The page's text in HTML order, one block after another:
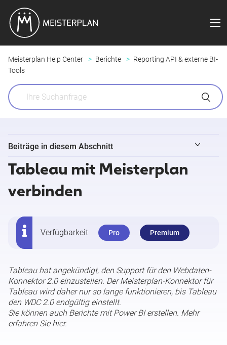
Meisterplan Help Center Berichte
Reporting API & externe BI-
Tools
Beiträge in diesem Abschnitt
Reporting API - Überblick
Microsoft Power BI-Berichtsvorlagen
Microsoft Power BI mit Meisterplan verbinden
Google Data Studio mit Meisterplan verbinden
Tableau mit Meisterplan verbinden
Tableau mit Meisterplan
verbinden
Verfügbarkeit Pro Premium
Tableau hat angekündigt, den Support für den Webdaten-
Konnektor 2.0 einzustellen. Der Meisterplan-Konnektor für
Tableau wird daher nur so lange funktionieren, bis Tableau
den WDC 2.0 endgültig einstellt.
Sie können auch Berichte mit Power BI erstellen. Mehr
erfahren Sie hier.